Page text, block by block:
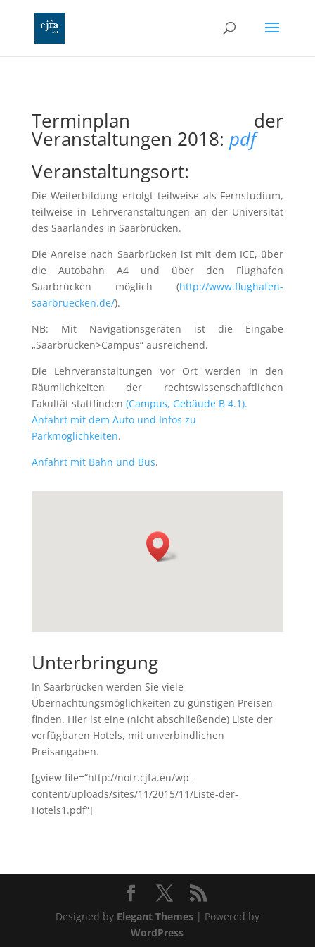
Terminplan der
Veranstaltungen 2018: pdf
Veranstaltungsort:
Die Weiterbildung erfolgt teilweise als Fernstudium,
teilweise in Lehrveranstaltungen an der Universität
des Saarlandes in Saarbrücken.
Die Anreise nach Saarbrücken ist mit dem ICE, über
die Autobahn A4 und über den Flughafen
Saarbrücken möglich (http://www.flughafen-
saarbruecken.de/).
NB: Mit Navigationsgeräten ist die Eingabe
„Saarbrücken>Campus“ ausreichend.
Die Lehrveranstaltungen vor Ort werden in den
Räumlichkeiten der rechtswissenschaftlichen
Fakultät stattfinden (Campus, Gebäude B 4.1).
Anfahrt mit dem Auto und Infos zu
Parkmöglichkeiten.
Anfahrt mit Bahn und Bus.
Unterbringung
In Saarbrücken werden Sie viele
Übernachtungsmöglichkeiten zu günstigen Preisen
finden. Hier ist eine (nicht abschließende) Liste der
verfügbaren Hotels, mit unverbindlichen
Preisangaben.
[gview file=“http://notr.cjfa.eu/wp-
content/uploads/sites/11/2015/11/Liste-der-
Hotels1.pdf“]
Designed by Elegant Themes| Powered by
WordPress